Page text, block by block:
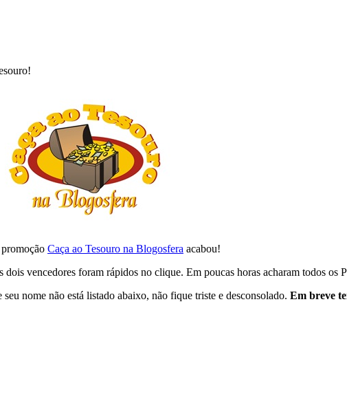
Caça ao Tesouro na Blogosfera acabou!
dois vencedores foram rápidos no clique. Em poucas horas acharam todos os
seu nome não está listado abaixo, não fique triste e desconsolado. Em breve